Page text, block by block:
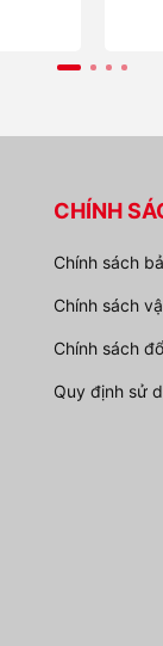
CHÍNH
Chính sách
Chính sách
Chính sách
Quy định sử